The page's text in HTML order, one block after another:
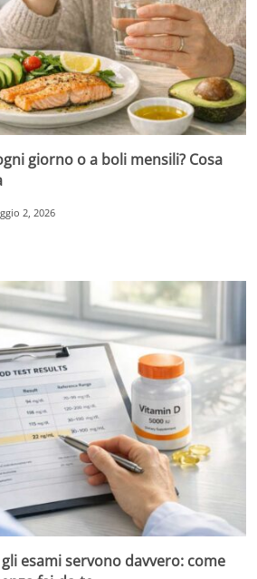
giorno o a boli mensili? Cosa
2, 2026
esami servono davvero: come